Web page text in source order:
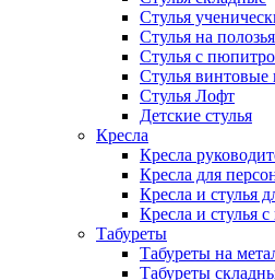
Стулья
Стулья на
Стулья с
Стулья винтовые
Стулья Лофт
Детские стулья
Кресла
Кресла
Кресла для
Кресла и стулья
Кресла и стулья
Табуреты
Табуреты на
Табуреты